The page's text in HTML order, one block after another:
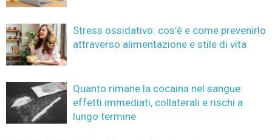
Stress ossidativo: cos’è e come prevenirlo
attraverso alimentazione e stile di vita
Quanto rimane la cocaina nel sangue:
effetti immediati, collaterali e rischi a
lungo termine